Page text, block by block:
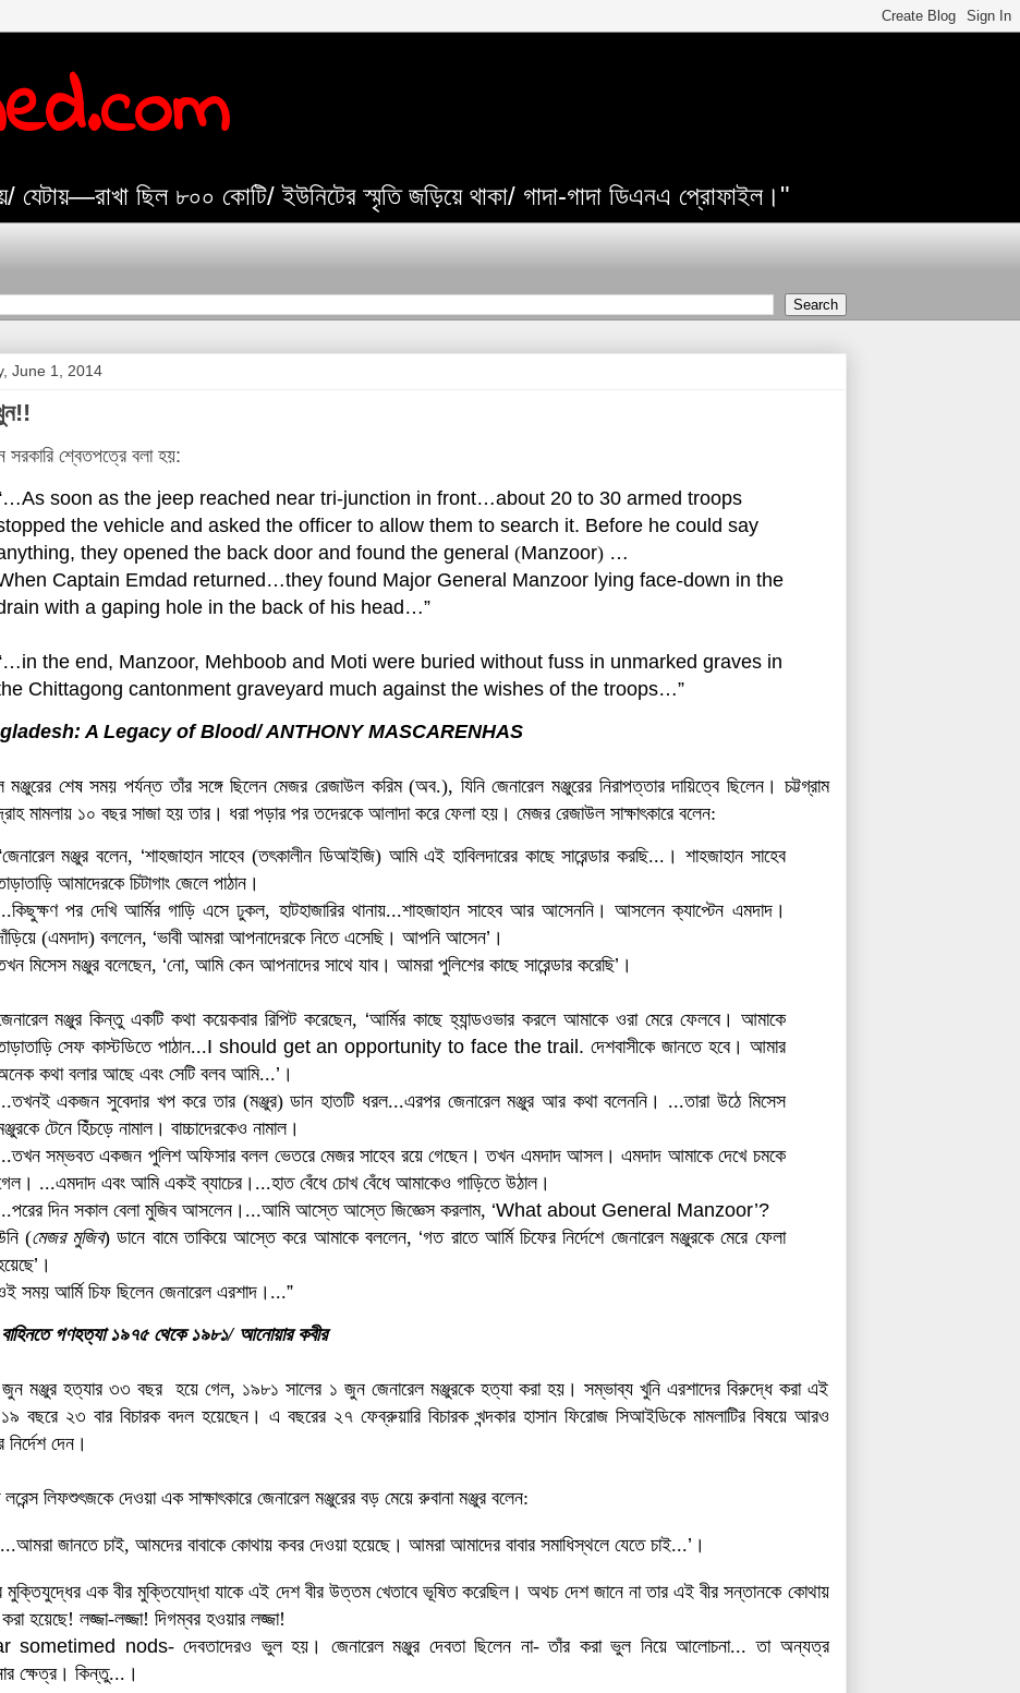
যেটায়—রাখা ছিল ৮০০ কোটি/ ইউনিটের স্মৃতি জড়িয়ে থাকা/ গাদা-গাদা ডিএনএ প্রোফাইল।"
June 1, 2014
সরকারি শ্বেতপত্রে বলা হয়:
As soon as the jeep reached neartri-junction in front…about 20 to 30 armed troops
the vehicle and asked the officer to allow them to search it. Before he could say
they opened the back door and found the general (Manzoor) …
Captain Emdad returned…they found Major General Manzoor lying face-down in the
with a gaping hole in the back of his head…”
in the end, Manzoor, Mehboob and Moti were buried without fuss in unmarked graves in
Chittagong cantonment graveyard much against the wishes of the troops…”
: A Legacy of Blood/ ANTHONY MASCARENHAS
মঞ্জুরের শেষ সময় পর্যন্ত তাঁর সঙ্গে ছিলেন মেজর রেজাউল করিম (অব.), যিনি জেনারেল মঞ্জুরের নিরাপত্তার দায়িত্বে ছিলেন। চট্টগ্রাম
মামলায় ১০ বছর সাজা হয় তার। ধরা পড়ার পর তদেরকে আলাদা করে ফেলা হয়। মেজর রেজাউল সাক্ষাৎকারে বলেন:
জেনারেল মঞ্জুর বলেন, ‘শাহজাহান সাহেব (তৎকালীন ডিআইজি) আমি এই হাবিলদারের কাছে সারেন্ডার করছি...। শাহজাহান সাহেব
আমাদেরকে চিটাগাং জেলে পাঠান।
পর দেখি আর্মির গাড়ি এসে ঢুকল, হাটহাজারির থানায়...শাহজাহান সাহেব আর আসেননি। আসলেন ক্যাপ্টেন এমদাদ।
(এমদাদ) বললেন, ‘ভাবী আমরা আপনাদেরকে নিতে এসেছি। আপনি আসেন’ ।
মিসেস মঞ্জুর বলেছেন, ‘নো, আমি কেন আপনাদের সাথে যাব। আমরা পুলিশের কাছে সারেন্ডার করেছি’ ।
মঞ্জুর কিন্তু একটি কথা কয়েকবার রিপিট করেছেন, ‘আর্মির কাছে হ্যান্ডওভার করলে আমাকে ওরা মেরে ফেলবে। আমাকে
সেফ কাস্টডিতে পাঠান...I should get an opportunity to face the trail.দেশবাসীকে জানতে হবে। আমার
কথা বলার আছে এবং সেটি বলব আমি...’ ।
একজন সুবেদার খপ করে তার (মঞ্জুর) ডান হাতটি ধরল...এরপর জেনারেল মঞ্জুর আর কথা বলেননি। ...তারা উঠে মিসেস
টেনে হিঁচড়ে নামাল। বাচ্চাদেরকেও নামাল।
সম্ভবত একজন পুলিশ অফিসার বলল ভেতরে মেজর সাহেব রয়ে গেছেন। তখন এমদাদ আসল। এমদাদ আমাকে দেখে চমকে
...এমদাদ এবং আমি একই ব্যাচের।...হাত বেঁধে চোখবেঁধে আমাকেও গাড়িতে উঠাল।
দিন সকাল বেলা মুজিব আসলেন।...আমি আস্তে আস্তে জিজ্ঞেস করলাম, ‘What about General Manzoor’?
(মেজর মুজিব) ডানে বামে তাকিয়ে আস্তে করে আমাকে বললেন, ‘গত রাতে আর্মি চিফের নির্দেশে জেনারেল মঞ্জুরকে মেরে ফেলা
’ ।
সময় আর্মি চিফ ছিলেন জেনারেল এরশাদ। ...”
গণহত্যা ১৯৭৫ থেকে ১৯৮১/ আনোয়ার কবীর
মঞ্জুর হত্যার ৩৩ বছর হয়ে গেল, ১৯৮১ সালের ১ জুন জেনারেল মঞ্জুরকে হত্যা করা হয়। সম্ভাব্য খুনি এরশাদের বিরুদ্ধে করা এই
১৯ বছরে ২৩ বার বিচারক বদল হয়েছেন। এ বছরের ২৭ ফেব্রুয়ারি বিচারক খন্দকার হাসান ফিরোজ সিআইডিকে মামলাটির বিষয়ে আরও
দেন।
লিফশুৎজকে দেওয়া এক সাক্ষাৎকারে জেনারেল মঞ্জুরের বড় মেয়ে রুবানা মঞ্জুর বলেন:
...আমরা জানতে চাই, আমদের বাবাকে কোথায় কবর দেওয়া হয়েছে। আমরা আমাদের বাবার সমাধিস্থলে যেতে চাই...’ ।
মুক্তিযুদ্ধের এক বীর মুক্তিযোদ্ধা যাকে এই দেশ বীর উত্তম খেতাবে ভূষিত করেছিল। অথচ দেশ জানে না তার এই বীর সন্তানকে কোথায়
হয়েছে! লজ্জা-লজ্জা! দিগম্বর হওয়ার লজ্জা!
sometimed nods- দেবতাদেরও ভুল হয়। জেনারেল মঞ্জুর দেবতা ছিলেন না- তাঁর করা ভুল নিয়ে আলোচনা... তা অন্যত্র
ক্ষেত্র। কিন্তু...।